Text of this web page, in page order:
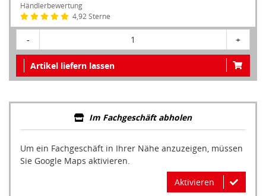
Händlerbewertung
4,92 Sterne
- 1 +
Artikel liefern lassen
Im Fachgeschäft abholen
Um ein Fachgeschäft in Ihrer Nähe anzuzeigen, müssen
Sie Google Maps aktivieren.
Aktivieren